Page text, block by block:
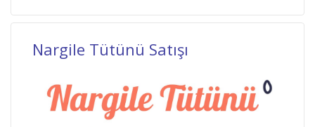
Nargile Tütünü Satışı